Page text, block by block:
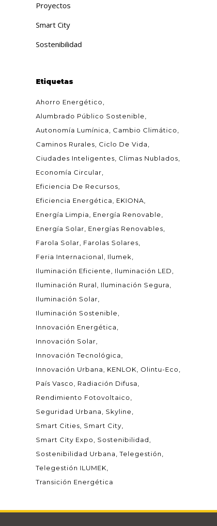
Proyectos
Smart City
Sostenibilidad
Etiquetas
Ahorro Energético
Alumbrado Público Sostenible
Autonomía Lumínica
Cambio Climático
Caminos Rurales
Ciclo De Vida
Ciudades Inteligentes
Climas Nublados
Economía Circular
Eficiencia De Recursos
Eficiencia Energética
EKIONA
Energía Limpia
Energía Renovable
Energía Solar
Energías Renovables
Farola Solar
Farolas Solares
Feria Internacional
Ilumek
Iluminación Eficiente
Iluminación LED
Iluminación Rural
Iluminación Segura
Iluminación Solar
Iluminación Sostenible
Innovación Energética
Innovación Solar
Innovación Tecnológica
Innovación Urbana
KENLOK
Olintu-Eco
País Vasco
Radiación Difusa
Rendimiento Fotovoltaico
Seguridad Urbana
Skyline
Smart Cities
Smart City
Smart City Expo
Sostenibilidad
Sostenibilidad Urbana
Telegestión
Telegestión ILUMEK
Transición Energética